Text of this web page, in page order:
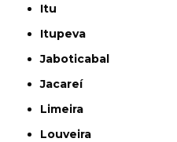
Itu
Itupeva
Jaboticabal
Jacareí
Limeira
Louveira